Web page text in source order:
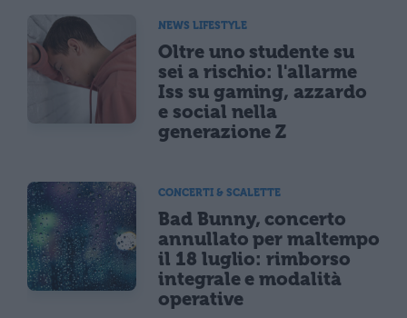
NEWS LIFESTYLE
Oltre uno studente su
sei a rischio: l'allarme
Iss su gaming, azzardo
e social nella
generazione Z
CONCERTI & SCALETTE
Bad Bunny, concerto
annullato per maltempo
il 18 luglio: rimborso
integrale e modalità
operative